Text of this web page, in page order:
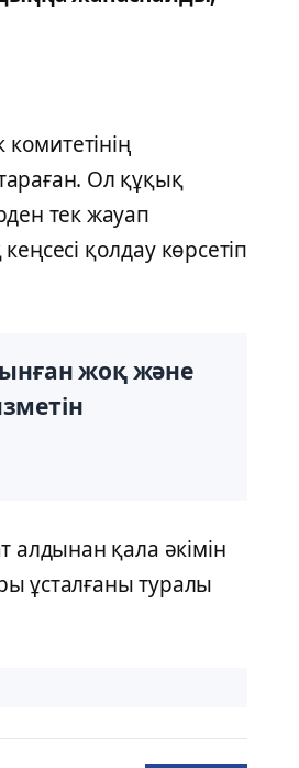
Ол құқық
тек жауап
қолдау көрсетіп
жоқ және
алдынан қала әкімін
ұсталғаны туралы